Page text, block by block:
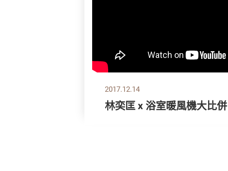
2017.12.14
林奕匡 x 浴室暖風機大比併